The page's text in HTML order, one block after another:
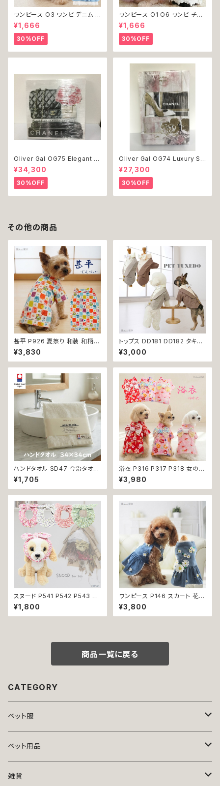
ワンピース O3 ワンピ デニム プ
リーツ レース 女の子 犬 犬服
小型 猫 服 洋服 ペット dog ド
ッグウェア おしゃれ かわいい 返
品交換不可
¥1,666
30%OFF
ワンピース O1 O6 ワンピ チュ
ール レース 花 フラワー 女の子
犬 犬服 小型 猫 服 洋服 ペット
dog ドッグウェア おしゃれ かわ
いい 返品交換不可
¥1,666
30%OFF
Oliver Gal OG75 Elegant E
ssentials Paris 絵 アート イ
ンテリア お祝い 贈り物 プレゼ
ント 結婚 新築 開店 周年 バー
スデイ 誕生日 ご褒美
¥34,300
30%OFF
Oliver Gal OG74 Luxury St
acked Shoes Rose Giftbo
x 絵 アート インテリア お祝い
贈り物 プレゼント 結婚 新築 開
店 周年 バースデイ 誕生日 ご褒
美
¥27,300
30%OFF
その他の商品
甚平 P926 夏祭り 和装 和柄
古風 伝統 日本 夏 ハンドメイド
ドッグウエア ドックウェア 男の
子 極小 小型犬 犬 猫 ペット 服
洋服 おしゃれ かわいい 可愛い
返品交換不可
¥3,830
トップス DD181 DD182 タキシ
ード スーツ フォーマル 蝶ネクタ
イ リボン 犬 猫 ペット 服 犬の
服 猫の服 犬服 猫服 ドッグウェ
シャツ 返品交換不可
¥3,000
ハンドタオル SD47 今治タオル
タオル 34×34cm Imabari Tir
er 白 アイボリー ラムコ糸 イン
ド綿 贅沢タオル 高級 シンプル
¥1,705
浴衣 P316 P317 P318 女の子
レッド ベビー ピンク ドッグ ウェ
ア ドッグウエア 犬 猫 ペット 服
犬服 猫服 犬の服 猫の服 和装
子犬 仔犬 返品交換不可
¥3,980
スヌード P541 P542 P543 P5
44 カチューシャ 耳カバー 小花
模様 花 汚れ防止 濡れ防止 ドッ
グウェア ドッグ ウェア 犬 猫 ペ
¥1,800
ワンピース P146 スカート 花
ジャンスカ ドッグウエア ドック
ウェア 犬 猫 犬の服 猫の服 do
g ペット 服 小型犬 かわいい お
¥3,800
商品一覧に戻る
CATEGORY
ペット服
トップス
ニット
ボトムス
ペット用品
ベッド
雑貨